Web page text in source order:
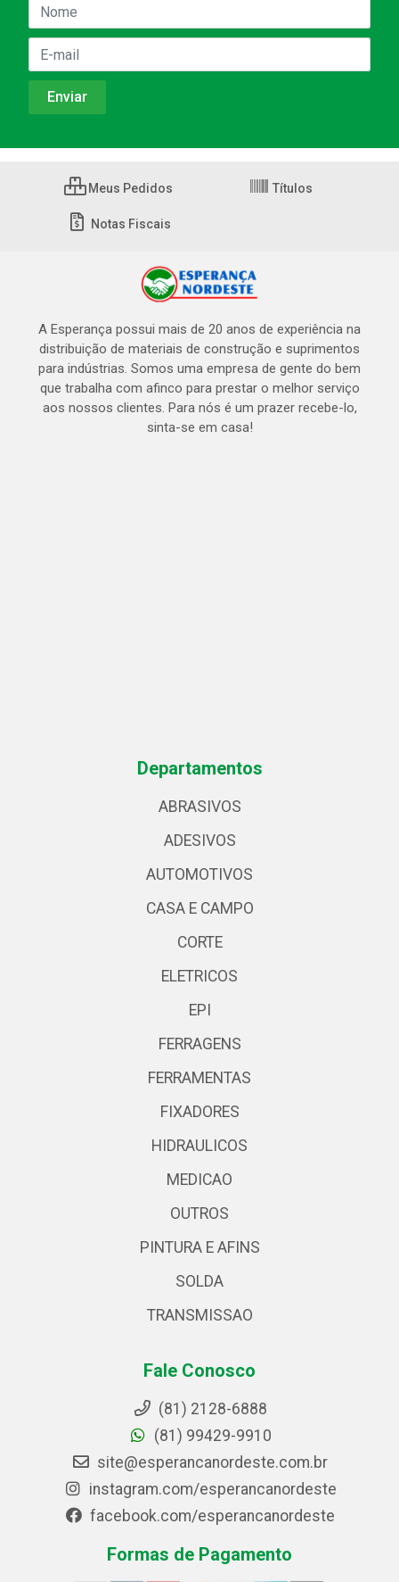
Meus Pedidos Títulos
Notas Fiscais
A Esperança possui mais de 20 anos de experiência na
distribuição de materiais de construção e suprimentos
para indústrias. Somos uma empresa de gente do bem
que trabalha com afinco para prestar o melhor serviço
aos nossos clientes. Para nós é um prazer recebe-lo,
sinta-se em casa!
Departamentos
ABRASIVOS
ADESIVOS
AUTOMOTIVOS
CASA E CAMPO
CORTE
ELETRICOS
EPI
FERRAGENS
FERRAMENTAS
FIXADORES
HIDRAULICOS
MEDICAO
OUTROS
PINTURA E AFINS
SOLDA
TRANSMISSAO
Fale Conosco
(81) 2128-6888
(81) 99429-9910
site@esperancanordeste.com.br
instagram.com/esperancanordeste
facebook.com/esperancanordeste
Formas de Pagamento